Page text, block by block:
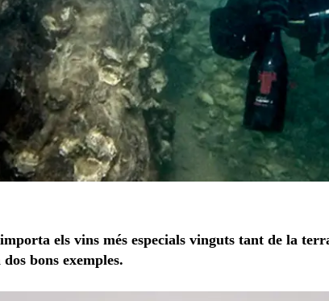
els vins més especials vinguts tant de la
bons exemples.